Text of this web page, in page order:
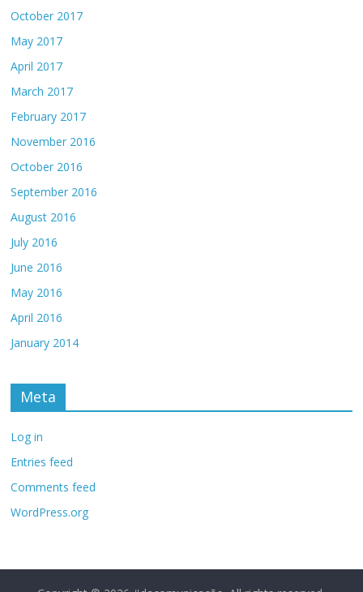
October 2017
May 2017
April 2017
March 2017
February 2017
November 2016
October 2016
September 2016
August 2016
July 2016
June 2016
May 2016
April 2016
January 2014
Meta
Log in
Entries feed
Comments feed
WordPress.org